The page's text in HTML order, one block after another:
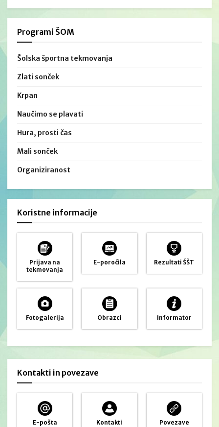
Programi ŠOM
Šolska športna tekmovanja
Zlati sonček
Krpan
Naučimo se plavati
Hura, prosti čas
Mali sonček
Organiziranost
Koristne informacije
Prijava na
tekmovanja
E-poročila Rezultati ŠŠT
Fotogalerija Obrazci Informator
Kontakti in povezave
E-pošta Kontakti Povezave